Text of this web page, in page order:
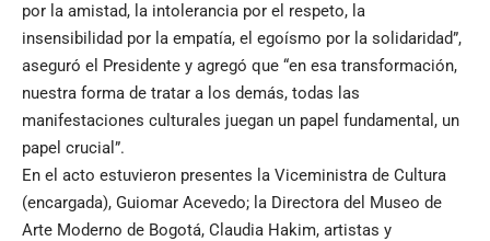
por la amistad, la intolerancia por el respeto, la
insensibilidad por la empatía, el egoísmo por la solidaridad”,
aseguró el Presidente y agregó que “en esa transformación,
nuestra forma de tratar a los demás, todas las
manifestaciones culturales juegan un papel fundamental, un
papel crucial”.
En el acto estuvieron presentes la Viceministra de Cultura
(encargada), Guiomar Acevedo; la Directora del Museo de
Arte Moderno de Bogotá, Claudia Hakim, artistas y